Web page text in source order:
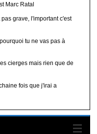
Marc Ratal
grave, l'important c'est
tu ne vas pas à
cierges mais rien que de
fois que j'irai a